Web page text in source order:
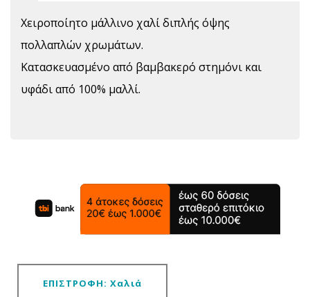
Χειροποίητο μάλλινο χαλί διπλής όψης
πολλαπλών χρωμάτων.
Κατασκευασμένο από βαμβακερό στημόνι και
υφάδι από 100% μαλλί.
ΕΠΙΣΤΡΟΦΗ: Χαλιά